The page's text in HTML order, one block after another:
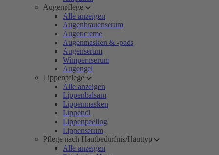
Augenpflege
Alle anzeigen
Augenbrauenserum
Augencreme
Augenmasken & -pads
Augenserum
Wimpernserum
Augengel
Lippenpflege
Alle anzeigen
Lippenbalsam
Lippenmasken
Lippenöl
Lippenpeeling
Lippenserum
Pflege nach Hautbedürfnis/Hauttyp
Alle anzeigen